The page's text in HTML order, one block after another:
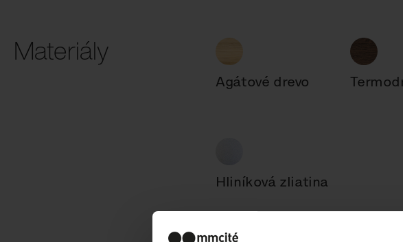
Materiály
Agátové drevo
Hliníková zliatina